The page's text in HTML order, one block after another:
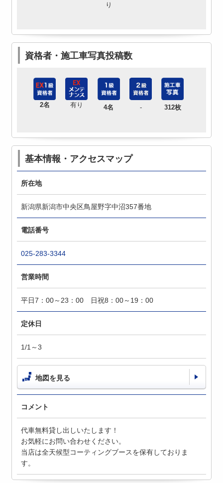
り
資格者・施工車写真投稿数
2名 有り 4名 - 312枚
基本情報・アクセスマップ
所在地
新潟県新潟市中央区鳥屋野字中沼357番地
電話番号
025-283-3344
営業時間
平日7：00～23：00 日祝8：00～19：00
定休日
1/1～3
地図を見る
コメント
代車無料貸し出しいたします！
お気軽にお問い合わせください。
当店は全天候型コーティングブースを保有しておりま
す。